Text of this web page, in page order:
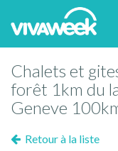
Chalets et
forêt 1km du
Geneve
Retour à la liste